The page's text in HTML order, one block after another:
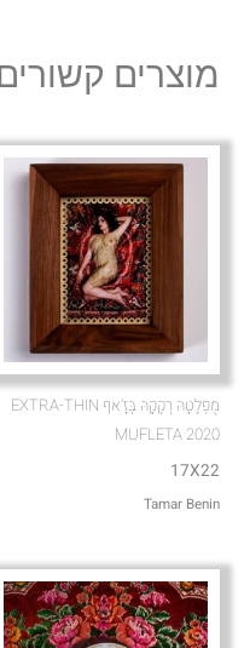
a
p
מוצרים קשורים
מֻפְלֶטָהּ רְקֶקָהּ בְּזָ'אף EXTRA-THIN
MUFLETA 2020
17X22
Tamar Benin